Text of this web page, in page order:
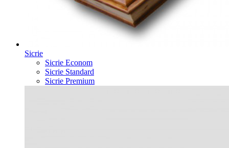
Sicrie
Sicrie Econom
Sicrie Standard
Sicrie Premium